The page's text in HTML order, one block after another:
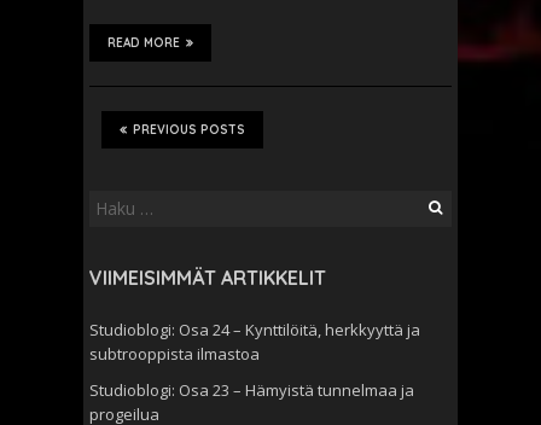
READ MORE
PREVIOUS POSTS
Haku:
VIIMEISIMMÄT ARTIKKELIT
Studioblogi: Osa 24 – Kynttilöitä, herkkyyttä ja
subtrooppista ilmastoa
Studioblogi: Osa 23 – Hämyistä tunnelmaa ja
progeilua